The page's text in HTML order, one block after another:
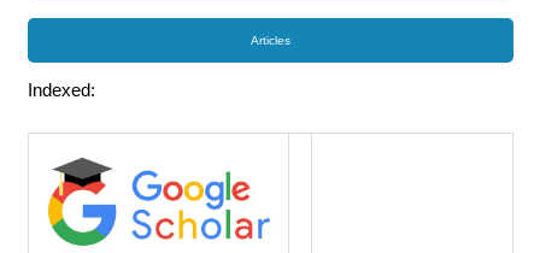
Articles
Indexed: